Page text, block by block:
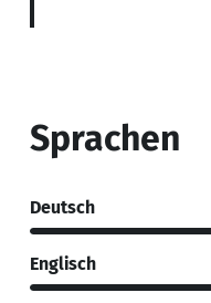
Sprachen
Deutsch
Englisch